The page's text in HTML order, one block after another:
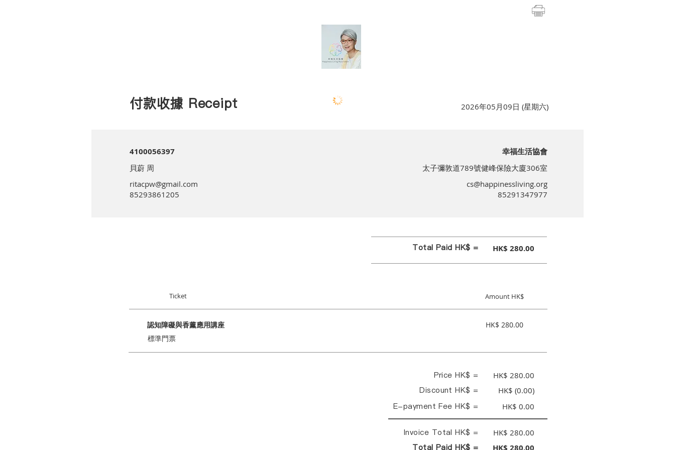
付款收據 Receipt 2026年05月09日 (星期六)
4100056397
貝蔚 周
ritacpw@gmail.com
85293861205
幸福生活協會
太子彌敦道789號健峰保險大廈306室
cs@happinessliving.org
85291347977
Total Paid HK$ = HK$ 280.00
Ticket Amount HK$
認知障礙與香薰應用講座
HK$ 280.00
標準門票
Price HK$ = HK$ 280.00
Discount HK$ = HK$ (0.00)
E-payment Fee HK$ = HK$ 0.00
Invoice Total HK$ = HK$ 280.00
Total Paid HK$ = HK$ 280.00